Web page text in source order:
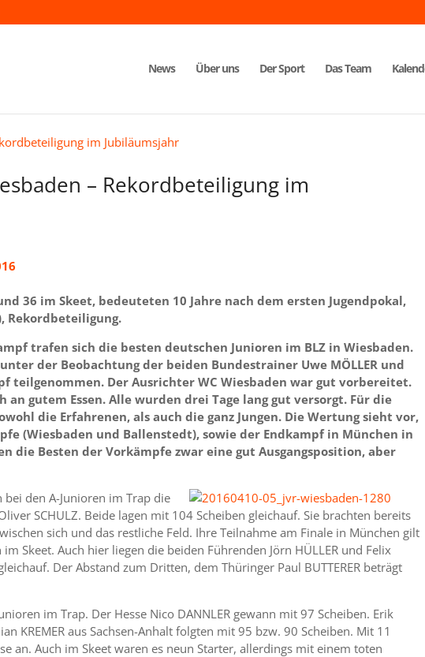
News Über uns Der Sport Das Team
– Rekordbeteiligung im
36 im Skeet, bedeuteten 10 Jahre nach dem ersten Jugendpokal,
Rekordbeteiligung.
trafen sich die besten deutschen Junioren im BLZ in Wiesbaden.
der Beobachtung der beiden Bundestrainer Uwe MÖLLER und
teilgenommen. Der Ausrichter WC Wiesbaden war gut vorbereitet.
an gutem Essen. Alle wurden drei Tage lang gut versorgt. Für die
die Erfahrenen, als auch die ganz Jungen. Die Wertung sieht vor,
(Wiesbaden und Ballenstedt), sowie der Endkampf in München in
die Besten der Vorkämpfe zwar eine gut Ausgangsposition, aber
den A-Junioren im Trap die
SCHULZ. Beide lagen mit 104 Scheiben gleichauf. Sie brachten bereits
sich und das restliche Feld. Ihre Teilnahme am Finale in München gilt
Skeet. Auch hier liegen die beiden Führenden Jörn HÜLLER und Felix
Der Abstand zum Dritten, dem Thüringer Paul BUTTERER beträgt
im Trap. Der Hesse Nico DANNLER gewann mit 97 Scheiben. Erik
KREMER aus Sachsen-Anhalt folgten mit 95 bzw. 90 Scheiben. Mit 11
an. Auch im Skeet waren es neun Starter, allerdings mit einem toten